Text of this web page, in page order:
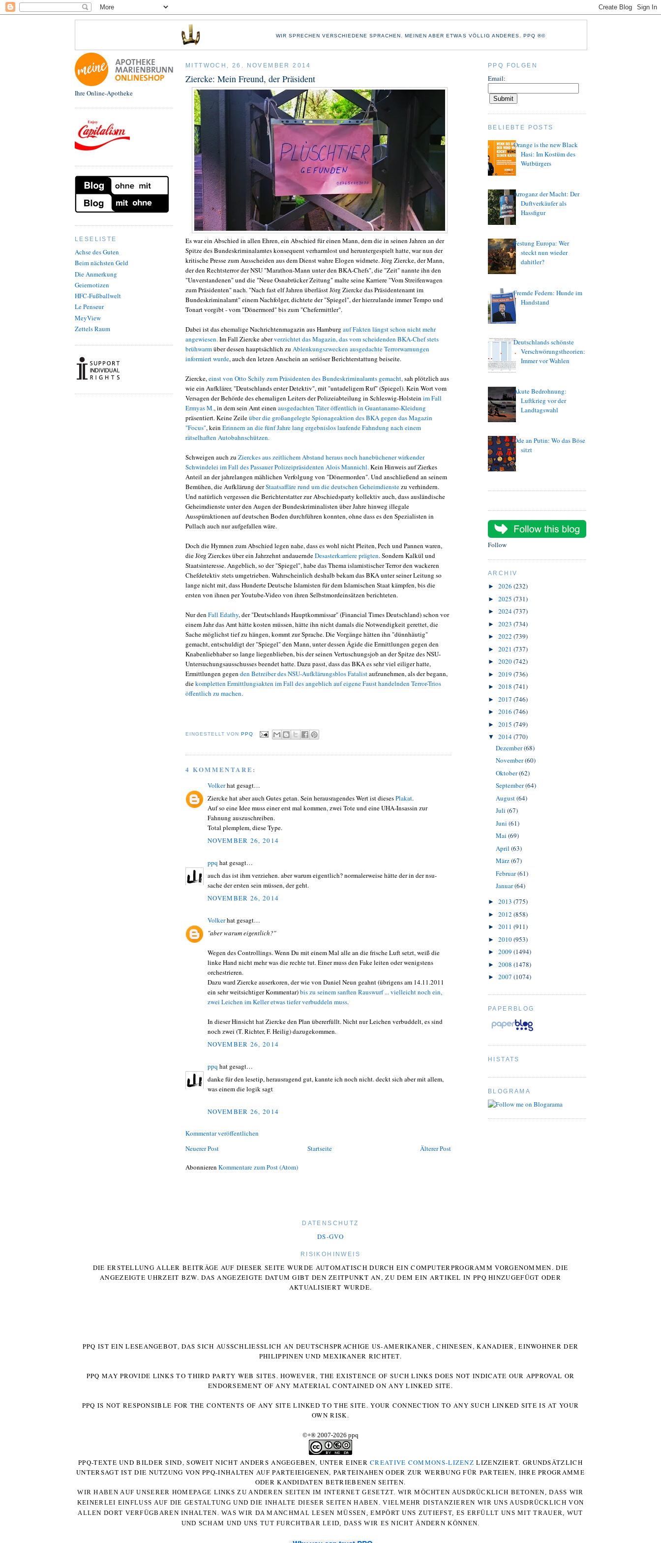
WIR SPRECHEN VERSCHIEDENE SPRACHEN. MEINEN ABER ETWAS VÖLLIG ANDERES. PPQ ®©
Ihre Online-Apotheke
LESELISTE
Achse des Guten
Beim nächsten Geld
Die Anmerkung
Geiernotizen
HFC-Fußballwelt
Le Penseur
MeyView
Zettels Raum
MITTWOCH, 26. NOVEMBER 2014
Ziercke: Mein Freund, der Präsident
Es war ein Abschied in allen Ehren, ein Abschied für einen Mann, dem die in seinen Jahren an der
Spitze des Bundeskriminalamtes konsequent verharmlost und heruntergespielt hatte, war nun der
kritische Presse zum Ausscheiden aus dem Dienst wahre Elogen widmete. Jörg Ziercke, der Mann,
der den Rechtsterror der NSU "Marathon-Mann unter den BKA-Chefs", die "Zeit" nannte ihn den
"Unverstandenen" und die "Neue Osnabrücker Zeitung" malte seine Karriere "Vom Streifenwagen
zum Präsidenten" nach. "Nach fast elf Jahren überlässt Jörg Ziercke das Präsidentenamt im
Bundeskriminalamt" einem Nachfolger, dichtete der "Spiegel", der hierzulande immer Tempo und
Tonart vorgibt - vom "Dönermord" bis zum "Chefermittler".
Dabei ist das ehemalige Nachrichtenmagazin aus Hamburg auf Fakten längst schon nicht mehr
angewiesen. Im Fall Ziercke aberverzichtet das Magazin, das vom scheidenden BKA-Chef stets
brühwarmüber dessen hauptsächlich zu Ablenkungszwecken ausgedachte Terrorwarnungen
informiert wurde, auch den letzen Anschein an seriöser Berichterstattung beiseite.
Ziercke, einst von Otto Schily zum Präsidenten des Bundeskriminalamts gemacht, sah plötzlich aus
wie ein Aufklärer, "Deutschlands erster Detektiv", mit "untadeligem Ruf" (Spiegel). Kein Wort vom
Versagen der Behörde des ehemaligen Leiters der Polizeiabteilung in Schleswig-Holstein im Fall
Ermyas M., in dem sein Amt einen ausgedachten Täter öffentlich in Guantanamo-Kleidung
präsentiert. Keine Zeileüber die großangelegte Spionageaktion des BKA gegen das Magazin
"Focus", kein Erinnern an die fünf Jahre lang ergebnislos laufende Fahndung nach einem
rätselhaften Autobahnschützen.
Schweigen auch zu Zierckes aus zeitlichem Abstand heraus noch hanebüchener wirkender
Schwindelei im Fall des Passauer Polizeipräsidenten Alois Mannichl. Kein Hinweis auf Zierkes
Anteil an der jahrelangen mählichen Verfolgung von "Dönermorden". Und anschließend an seinem
Bemühen, die Aufklärung derStaatsaffäre rund um die deutschen Geheimdienstezu verhindern.
Und natürlich vergessen die Berichterstatter zur Abschiedsparty kollektiv auch, dass ausländische
Geheimdienste unter den Augen der Bundeskriminalisten über Jahre hinweg illegale
Ausspüraktionen auf deutschen Boden durchführen konnten, ohne dass es den Spezialisten in
Pullach auch nur aufgefallen wäre.
Doch die Hymnen zum Abschied legen nahe, dass es wohl nicht Pleiten, Pech und Pannen waren,
die Jörg Zierckes über ein Jahrzehnt andauerndeDesasterkarriere prägten. Sondern Kalkül und
Staatsinteresse. Angeblich, so der "Spiegel", habe das Thema islamistischer Terror den wackeren
Chefdetektiv stets umgetrieben. Wahrscheinlich deshalb bekam das BKA unter seiner Leitung so
lange nicht mit, dass Hunderte Deutsche Islamisten für dem Islamischen Staat kämpfen, bis die
ersten von ihnen per Youtube-Video von ihren Selbstmordeinsätzen berichteten.
Nur den Fall Edathy, der "Deutschlands Hauptkommissar" (Financial Times Deutschland) schon vor
einem Jahr das Amt hätte kosten müssen, hätte ihn nicht damals die Notwendigkeit gerettet, die
Sache möglichst tief zu hängen, kommt zur Sprache. Die Vorgänge hätten ihn "dünnhäutig"
gemacht, entschuldigt der "Spiegel" den Mann, unter dessen Ägide die Ermittlungen gegen den
Knabenliebhaber so lange liegenblieben, bis der seinen Vertuschungsjob an der Spitze des NSU-
Untersuchungsausschusses beendet hatte. Dazu passt, dass das BKA es sehr viel eiliger hatte,
Ermittlungen gegen den Betreiber des NSU-Aufklärungsblos Fatalistaufzunehmen, als der begann,
diekompletten Ermittlungsakten im Fall des angeblich auf eigene Faust handelnden Terror-Trios
öffentlich zu machen.
EINGESTELLT VON PPQ
4 KOMMENTARE:
Volkerhat gesagt…
Ziercke hat aber auch Gutes getan. Sein herausragendes Wert ist diesesPlakat.
Auf so eine Idee muss einer erst mal kommen, zwei Tote und eine UHA-Insassin zur
Fahnung auszuschreiben.
Total plemplem, diese Type.
NOVEMBER 26, 2014
ppq hat gesagt…
auch das ist ihm verziehen. aber warum eigentlich? normalerweise hätte der in der nsu-
sache der ersten sein müssen, der geht.
NOVEMBER 26, 2014
Volkerhat gesagt…
"aber warum eigentlich?"
Wegen des Controllings. Wenn Du mit einem Mal alle an die frische Luft setzt, weiß die
linke Hand nicht mehr was die rechte tut. Einer muss den Fake leiten oder wenigstens
orchestrieren.
Dazu ward Ziercke auserkoren, der wie von Daniel Neun geahnt (übrigens am 14.11.2011
ein sehr weitsichtiger Kommentar)bis zu seinem sanften Rauswurf ... vielleicht noch ein,
zwei Leichen im Keller etwas tiefer verbuddeln muss.
In dieser Hinsicht hat Ziercke den Plan übererfüllt. Nicht nur Leichen verbuddelt, es sind
noch zwei (T. Richter, F. Heilig) dazugekommen.
NOVEMBER 26, 2014
ppq hat gesagt…
danke für den lesetip, herausragend gut, kannte ich noch nicht. deckt sich aber mit allem,
was einem die logik sagt
NOVEMBER 26, 2014
Kommentar veröffentlichen
Neuerer Post
Älterer Post
Startseite
Abonnieren Kommentare zum Post (Atom)
PPQ FOLGEN
Email:
BELIEBTE POSTS
Orange is the new Black
Hasi: Im Kostüm des
Wutbürgers
Arroganz der Macht: Der
Duftverkäufer als
Hassfigur
Festung Europa: Wer
steckt nun wieder
dahitler?
Fremde Federn: Hunde im
Handstand
Deutschlands schönste
Verschwörungstheorien:
Immer vor Wahlen
Akute Bedrohnung:
Luftkrieg vor der
Landtagswahl
Ode an Putin: Wo das Böse
sitzt
Follow
ARCHIV
► 2026 (232)
► 2025 (731)
► 2024(737)
► 2023 (734)
► 2022 (739)
► 2021 (737)
► 2020(742)
► 2019 (736)
► 2018 (741)
► 2017 (746)
► 2016 (746)
► 2015 (749)
▼ 2014(770)
Dezember(68)
November(60)
Oktober(62)
September(64)
August(64)
Juli (67)
Juni (61)
Mai (69)
April (63)
März(67)
Februar(61)
Januar(64)
► 2013 (775)
► 2012 (858)
► 2011 (911)
► 2010(953)
► 2009 (1494)
► 2008 (1478)
► 2007 (1074)
PAPERBLOG
HISTATS
BLOGRAMA
DATENSCHUTZ
DS-GVO
RISIKOHINWEIS
DIE ERSTELLUNG ALLER BEITRÄGE AUF DIESER SEITE WURDE AUTOMATISCH DURCH EIN COMPUTERPROGRAMM VORGENOMMEN. DIE
ANGEZEIGTE UHRZEIT BZW. DAS ANGEZEIGTE DATUM GIBT DEN ZEITPUNKT AN, ZU DEM EIN ARTIKEL IN PPQ HINZUGEFÜGT ODER
AKTUALISIERT WURDE.
PPQ IST EIN LESEANGEBOT, DAS SICH AUSSCHLIESSLICH AN DEUTSCHSPRACHIGE US-AMERIKANER, CHINESEN, KANADIER, EINWOHNER DER P
HILIPPINEN UND MEXIKANER RICHTET.
PPQ MAY PROVIDE LINKS TO THIRD PARTY WEB SITES. HOWEVER, THE EXISTENCE OF SUCH LINKS DOES NOT INDICATE OUR APPROVAL OR
ENDORSEMENT OF ANY MATERIAL CONTAINED ON ANY LINKED SITE.
PPQ IS NOT RESPONSIBLE FOR THE CONTENTS OF ANY SITE LINKED TO THE SITE. YOUR CONNECTION TO ANY SUCH LINKED SITE IS AT YOUR
OWN RISK.
©+® 2007-2026 ppq
PPQ-TEXTE UND BILDER SIND, SOWEIT NICHT ANDERS ANGEGEBEN, UNTER EINERCREATIVE COMMONS-LIZENZ LIZENZIERT. GRUNDSÄTZLICH
UNTERSAGT IST DIE NUTZUNG VON PPQ-INHALTEN AUF PARTEIEIGENEN, PARTEINAHEN ODER ZUR WERBUNG FÜR PARTEIEN, IHRE PROGRAMME
ODER KANDIDATEN BETRIEBENEN SEITEN.
WIR HABEN AUF UNSERER HOMEPAGE LINKS ZU ANDEREN SEITEN IM INTERNET GESETZT. WIR MÖCHTEN AUSDRÜCKLICH BETONEN, DASS WIR
KEINERLEI EINFLUSS AUF DIE GESTALTUNG UND DIE INHALTE DIESER SEITEN HABEN. VIELMEHR DISTANZIEREN WIR UNS AUSDRÜCKLICH VON
ALLEN DORT VERFÜGBAREN INHALTEN. WAS WIR DA MANCHMAL LESEN MÜSSEN, EMPÖRT UNS ZUTIEFST, ES ERFÜLLT UNS MIT TRAUER, WUT
UND SCHAM UND UNS TUT FURCHTBAR LEID, DASS WIR ES NICHT ÄNDERN KÖNNEN.